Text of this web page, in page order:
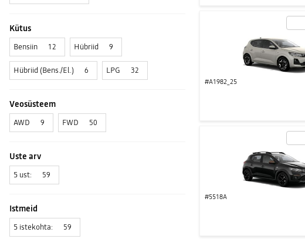
Kütus
Bensiin 12 Hübriid 9
Hübriid (Bens./El.) 6 LPG 32
Veosüsteem
AWD 9 FWD 50
Uste arv
5 ust: 59
Istmeid
5 istekohta: 59
#A1982_25
#5518A